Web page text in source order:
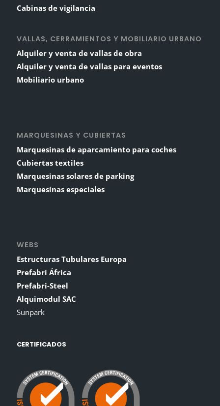
Cabinas de vigilancia
VALLAS, CERRAMIENTOS Y MOBILIARIO URBANO
Alquiler y venta de vallas de obra
Alquiler y venta de vallas para eventos
Mobiliario urbano
MARQUESINAS Y CUBIERTAS
Marquesinas de aparcamiento para coches
Cubiertas textiles
Marquesinas solares de parking
Marquesinas especiales
WEBS
Estructuras Tubulares Europa
Prefabri África
Prefabri-Steel
Alquimodul SAC
Sunpark
CERTIFICADOS